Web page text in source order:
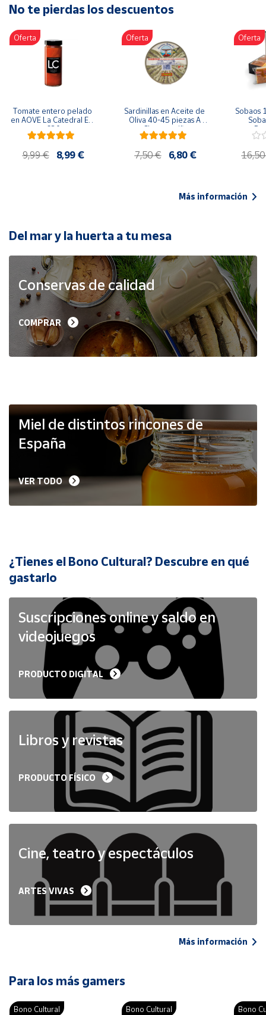
Artesanía
Oficina y
Papelería
Para Canarias,
Ceuta y Melilla
populares
Bono
Cultural
de Correos
Market
Productos
Solidarios
Ayuda
Vendedores
Mapa de
Hazte
vendedor
Cuenta
Ubicación
Península
Baleares
Melilla
No te pierdas los descuentos
Oferta
Tomate entero pelado
en AOVE La Catedral ER-
630
9,99 € 8,99 €
Oferta
Sardinillas en Aceite de
Oliva 40-45 piezas A
Churrusquiña
7,50 € 6,80 €
Oferta
Sobaos
Más información
Del mar y la huerta a tu mesa
Conservas de calidad
COMPRAR
Miel de distintos rincones de
España
VER TODO
¿Tienes el Bono Cultural? Descubre en qué
gastarlo
Suscripciones online y saldo en
videojuegos
PRODUCTO DIGITAL
Libros y revistas
PRODUCTO FÍSICO
Cine, teatro y espectáculos
ARTES VIVAS
Más información
Para los más gamers
Bono Cultural Bono Cultural Bono